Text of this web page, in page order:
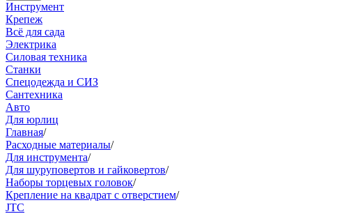
Инструмент
Крепеж
Всё для сада
Электрика
Силовая техника
Станки
Спецодежда и СИЗ
Сантехника
Авто
Для юрлиц
Главная/
Расходные материалы/
Для инструмента/
Для шуруповертов и гайковертов/
Наборы торцевых головок/
Крепление на квадрат с отверстием/
JTC